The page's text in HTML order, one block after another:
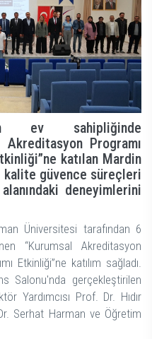
ev sahipliğinde
Programı
katılan Mardin
güvence süreçleri
deneyimlerini
Üniversitesi tarafından 6
“Kurumsal Akreditasyon
Etkinliği”ne katılım sağladı.
Salonu'nda gerçekleştirilen
Yardımcısı Prof. Dr. Hıdır
Serhat Harman ve Öğretim